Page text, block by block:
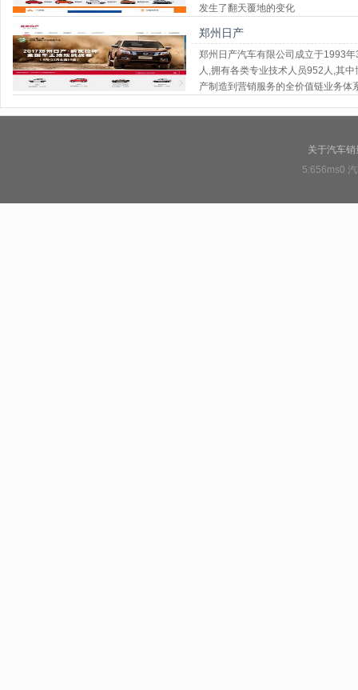
发生了翻天覆地的变化
郑州日产
郑州日产汽车有限公司成立于1993
人,拥有各类专业技术人员952人,其
产制造到营销服务的全价值链业务体
关于汽车
5:656ms0